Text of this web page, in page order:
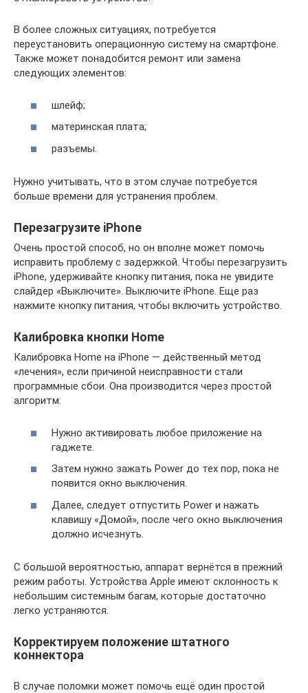
В более сложных ситуациях, потребуется
переустановить операционную систему на смартфоне.
Также может понадобится ремонт или замена
следующих элементов:
шлейф;
материнская плата;
разъемы.
Нужно учитывать, что в этом случае потребуется
больше времени для устранения проблем.
Перезагрузите iPhone
Очень простой способ, но он вполне может помочь
исправить проблему с задержкой. Чтобы перезагрузить
iPhone, удерживайте кнопку питания, пока не увидите
слайдер «Выключите». Выключите iPhone. Еще раз
нажмите кнопку питания, чтобы включить устройство.
Калибровка кнопки Home
Калибровка Home на iPhone — действенный метод
«лечения», если причиной неисправности стали
программные сбои. Она производится через простой
алгоритм:
Нужно активировать любое приложение на
гаджете.
Затем нужно зажать Power до тех пор, пока не
появится окно выключения.
Далее, следует отпустить Power и нажать
клавишу «Домой», после чего окно выключения
должно исчезнуть.
С большой вероятностью, аппарат вернётся в прежний
режим работы. Устройства Apple имеют склонность к
небольшим системным багам, которые достаточно
легко устраняются.
Корректируем положение штатного
коннектора
В случае поломки может помочь ещё один простой